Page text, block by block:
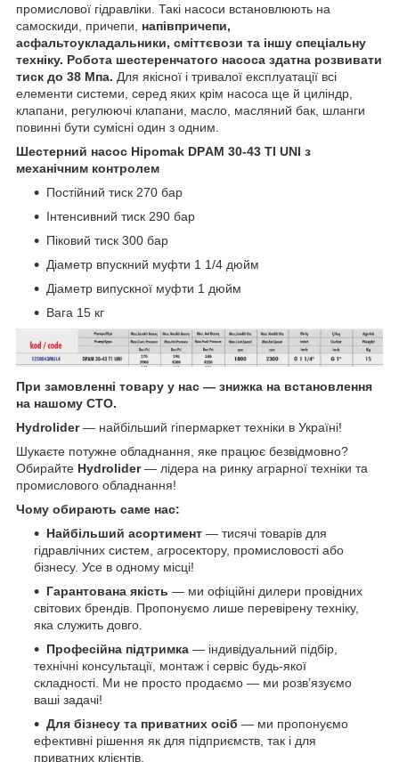
промислової гідравліки. Такі насоси встановлюють на
самоскиди, причепи, напівпричепи,
асфальтоукладальники, сміттєвози та іншу спеціальну
техніку. Робота шестеренчатого насоса здатна розвивати
тиск до 38 Мпа. Для якісної і тривалої експлуатації всі
елементи системи, серед яких крім насоса ще й циліндр,
клапани, регулюючі клапани, масло, масляний бак, шланги
повинні бути сумісні один з одним.
Шестерний насос Hipomak DPАМ 30-43 TI UNI з
механічним контролем
Постійний тиск 270 бар
Інтенсивний тиск 290 бар
Піковий тиск 300 бар
Діаметр впускний муфти 1 1/4 дюйм
Діаметр випускної муфти 1 дюйм
Вага 15 кг
При замовленні товару у нас ― знижка на встановлення
на нашому СТО.
Hydrolider— найбільший гіпермаркет техніки в Україні!
Шукаєте потужне обладнання, яке працює безвідмовно?
Обирайте Hydrolider— лідера на ринку аграрної техніки та
промислового обладнання!
Чому обирають саме нас:
Найбільший асортимент — тисячі товарів для
гідравлічних систем, агросектору, промисловості або
бізнесу. Усе в одному місці!
Гарантована якість — ми офіційні дилери провідних
світових брендів. Пропонуємо лише перевірену техніку,
яка служить довго.
Професійна підтримка — індивідуальний підбір,
технічні консультації, монтаж і сервіс будь-якої
складності. Ми не просто продаємо — ми розв’язуємо
ваші задачі!
Для бізнесу та приватних осіб — ми пропонуємо
ефективні рішення як для підприємств, так і для
приватних клієнтів.